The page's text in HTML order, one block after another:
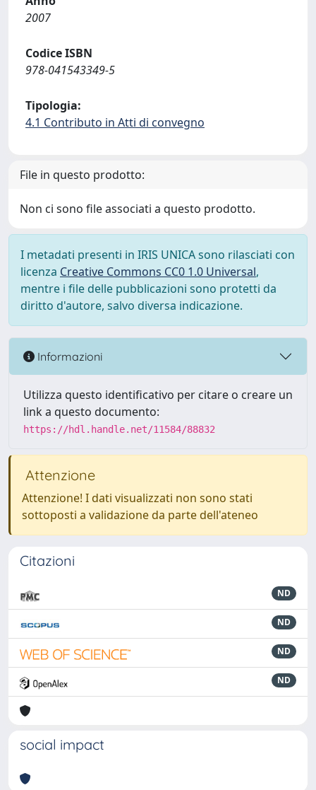
2007
Codice ISBN
978-041543349-5
Tipologia:
4.1 Contributo in Atti di convegno
File in questo prodotto:
Non ci sono file associati a questo prodotto.
I metadati presenti in IRIS UNICA sono rilasciati con
licenza Creative Commons CC0 1.0 Universal,
mentre i file delle pubblicazioni sono protetti da
diritto d'autore, salvo diversa indicazione.
Informazioni
Utilizza questo identificativo per citare o creare un
link a questo documento:
https://hdl.handle.net/11584/88832
Attenzione
Attenzione! I dati visualizzati non sono stati
sottoposti a validazione da parte dell'ateneo
Citazioni
ND
ND
ND
ND
social impact